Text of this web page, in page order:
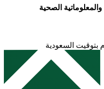
الصحية